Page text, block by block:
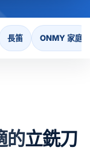
長笛 ONMY 家庭
的立銑刀